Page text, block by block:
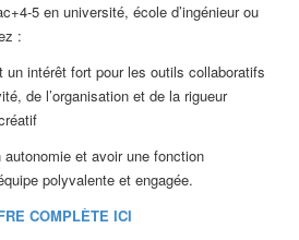
5 en université, école d’ingénieur ou
:
un intérêt fort pour les outils collaboratifs
de l’organisation et de la rigueur
et avoir une fonction
polyvalente et engagée.
COMPLÈTE ICI